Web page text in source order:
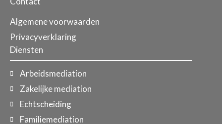
Algemene voorwaarden
Privacyverklaring
Diensten
Arbeidsmediation
Zakelijke mediation
Echtscheiding
Familiemediation